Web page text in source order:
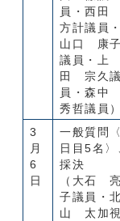
員・西田
方計議員・
山口 康子
議員・上
田 宗久議
員・森中
秀哲議員）
3
月
6
日
一般質問
日目5名〉
採決
（大石 亮
子議員・北
山 太加視